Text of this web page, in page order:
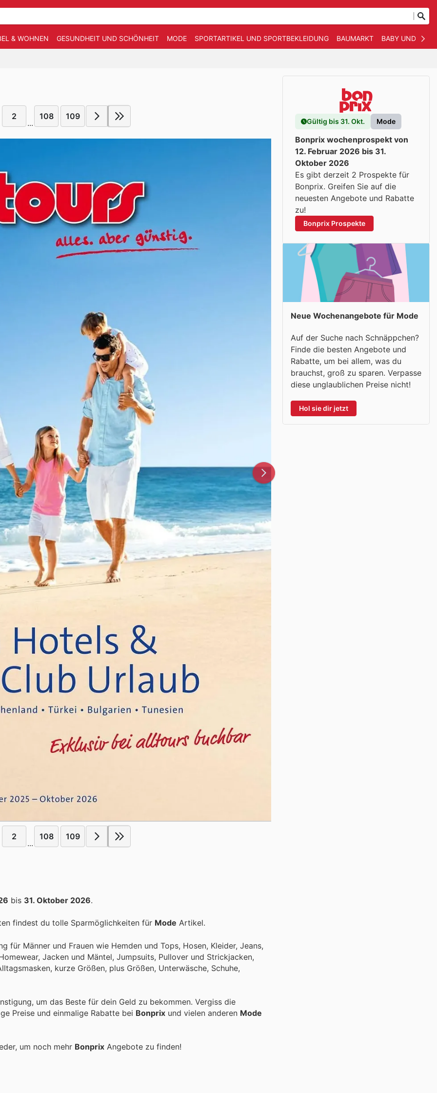
& WOHNEN GESUNDHEIT UND SCHÖNHEIT MODE SPORTARTIKEL UND SPORTBEKLEIDUNG BAUMARKT BABY UND KIND
2
...
108 109
2
...
108 109
bis 31. Oktober 2026.
findest du tolle Sparmöglichkeiten für Mode Artikel.
für Männer und Frauen wie Hemden und Tops, Hosen, Kleider, Jeans,
Jacken und Mäntel, Jumpsuits, Pullover und Strickjacken,
kurze Größen, plus Größen, Unterwäsche, Schuhe,
um das Beste für dein Geld zu bekommen. Vergiss die
Preise und einmalige Rabatte bei Bonprix und vielen anderen Mode
um noch mehr Bonprix Angebote zu finden!
Gültig bis 31. Okt. Mode
Bonprix wochenprospekt von
12. Februar 2026 bis 31.
Oktober 2026
Es gibt derzeit 2 Prospekte für
Bonprix. Greifen Sie auf die
neuesten Angebote und Rabatte
zu!
Bonprix Prospekte
Neue Wochenangebote für Mode
Auf der Suche nach Schnäppchen?
Finde die besten Angebote und
Rabatte, um bei allem, was du
brauchst, groß zu sparen. Verpasse
diese unglaublichen Preise nicht!
Hol sie dir jetzt